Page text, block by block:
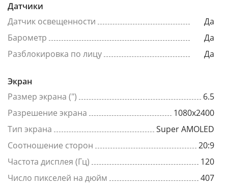
Датчики
Датчик освещенности
Да
Барометр
Да
Разблокировка по лицу
Да
Экран
Размер экрана (")
6.5
Разрешение экрана
1080x2400
Тип экрана
Super AMOLED
Соотношение сторон
20:9
Частота дисплея (Гц)
120
Число пикселей на дюйм
407